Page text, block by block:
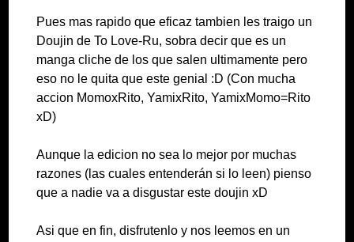
Pues mas rapido que eficaz tambien les traigo un
Doujin de To Love-Ru, sobra decir que es un
manga cliche de los que salen ultimamente pero
eso no le quita que este genial :D (Con mucha
accion MomoxRito, YamixRito, YamixMomo=Rito
xD)
Aunque la edicion no sea lo mejor por muchas
razones (las cuales entenderán si lo leen) pienso
que a nadie va a disgustar este doujin xD
Asi que en fin, disfrutenlo y nos leemos en un